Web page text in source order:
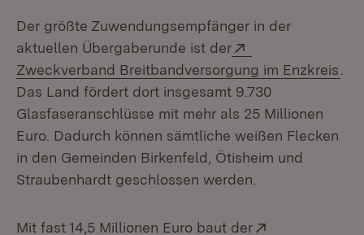
Der größte Zuwendungsempfänger in der
aktuellen Übergaberunde ist der
Zweckverband Breitbandversorgung im Enzkreis
Das Land fördert dort insgesamt 9.730
Glasfaseranschlüsse mit mehr als 25 Millionen
Euro. Dadurch können sämtliche weißen Flecken
in den Gemeinden Birkenfeld, Ötisheim und
Straubenhardt geschlossen werden.
Mit fast 14,5 Millionen Euro baut der